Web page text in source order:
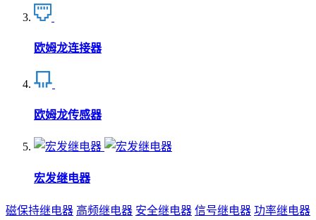
欧姆龙连接器
欧姆龙传感器
宏发继电器
磁保持继电器 高频继电器 安全继电器 信号继电器 功率继电器